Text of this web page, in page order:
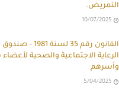
التمريض.
10/07/2025
القانون رقم 35
الرعاية الاجتماعية والصحية
وأسرهم
5/04/2025